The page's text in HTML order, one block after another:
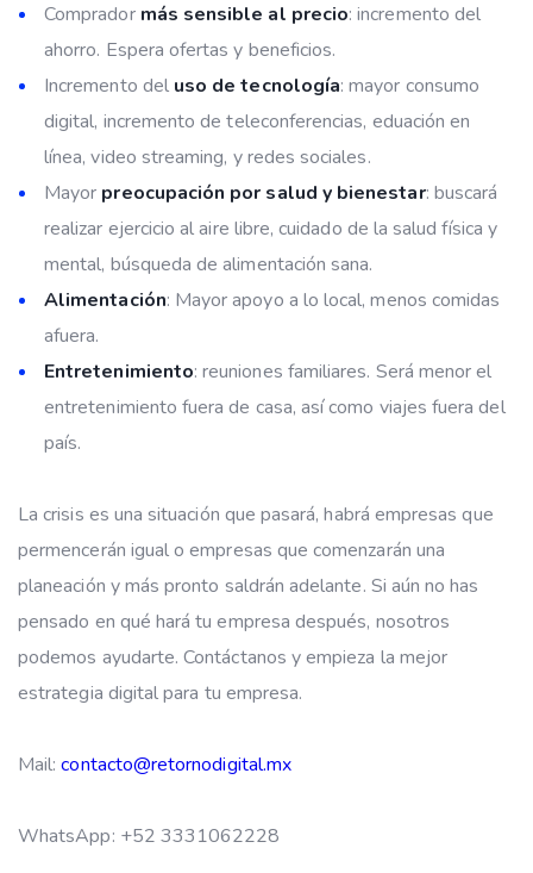
Comprador más sensible al precio: incremento del
ahorro. Espera ofertas y beneficios.
Incremento del uso de tecnología: mayor consumo
digital, incremento de teleconferencias, eduación en
línea, video streaming, y redes sociales.
Mayor preocupación por salud y bienestar: buscará
realizar ejercicio al aire libre, cuidado de la salud física y
mental, búsqueda de alimentación sana.
Alimentación: Mayor apoyo a lo local, menos comidas
afuera.
Entretenimiento: reuniones familiares. Será menor el
entretenimiento fuera de casa, así como viajes fuera del
país.
La crisis es una situación que pasará, habrá empresas que
permencerán igual o empresas que comenzarán una
planeación y más pronto saldrán adelante. Si aún no has
pensado en qué hará tu empresa después, nosotros
podemos ayudarte. Contáctanos y empieza la mejor
estrategia digital para tu empresa.
Mail:contacto@retornodigital.mx
WhatsApp: +52 3331062228